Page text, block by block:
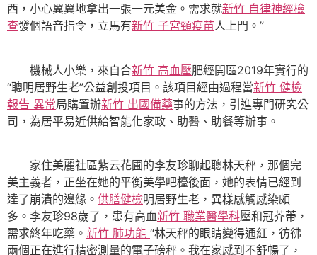
西，小心翼翼地拿出一張一元美金。需求就新竹 自律神經檢
查發個語音指令，立馬有新竹 子宮頸疫苗人上門。”
機械人小樂，來自合新竹 高血壓肥經開區2019年實行的
“聰明居野生老”公益創投項目。該項目經由過程當新竹 健檢
報告 異常局購置辦新竹 出國備藥事的方法，引進專門研究公
司，為居平易近供給智能化家政、助醫、助餐等辦事。
家住美麗社區紫云花圃的李友珍聊起聰林天秤，那個完
美主義者，正坐在她的平衡美學吧檯後面，她的表情已經到
達了崩潰的邊緣。 供膳健檢明居野生老，異樣感觸感染頗
多。李友珍98歲了，患有高血新竹 職業醫學科壓和冠芥蒂，
需求終年吃藥。 新竹 肺功能 “林天秤的眼睛變得通紅，彷彿
兩個正在進行精密測量的電子磅秤。我在家感到不舒暢了，